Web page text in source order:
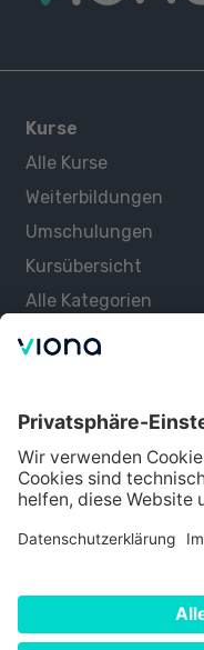
Kurse
Alle Kurse
Weiterbildungen
Umschulungen
Kursübersicht
Alle Kategorien
Über uns
Lernen mit Viona
Alle Partner
Partner werden